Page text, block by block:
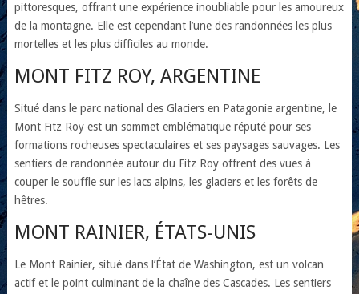
pittoresques, offrant une expérience inoubliable pour les amoureux
de la montagne. Elle est cependant l’une des randonnées les plus
mortelles et les plus difficiles au monde.
MONT FITZ ROY, ARGENTINE
Situé dans le parc national des Glaciers en Patagonie argentine, le
Mont Fitz Roy est un sommet emblématique réputé pour ses
formations rocheuses spectaculaires et ses paysages sauvages. Les
sentiers de randonnée autour du Fitz Roy offrent des vues à
couper le souffle sur les lacs alpins, les glaciers et les forêts de
hêtres.
MONT RAINIER, ÉTATS-UNIS
Le Mont Rainier, situé dans l’État de Washington, est un volcan
actif et le point culminant de la chaîne des Cascades. Les sentiers